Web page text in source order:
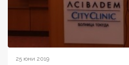
25 юни 2019